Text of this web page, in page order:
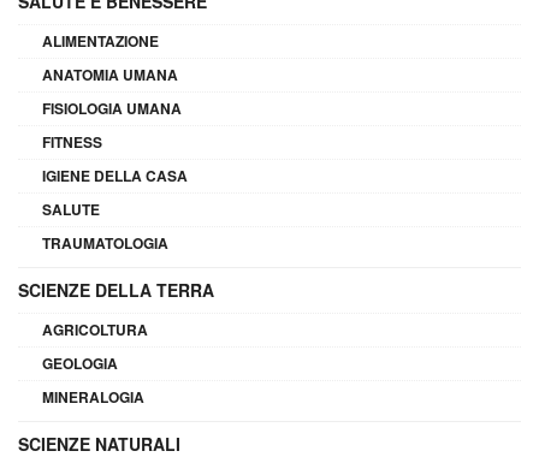
ALIMENTAZIONE
ANATOMIA UMANA
FISIOLOGIA UMANA
FITNESS
IGIENE DELLA CASA
SALUTE
TRAUMATOLOGIA
SCIENZE DELLA TERRA
AGRICOLTURA
GEOLOGIA
MINERALOGIA
SCIENZE NATURALI